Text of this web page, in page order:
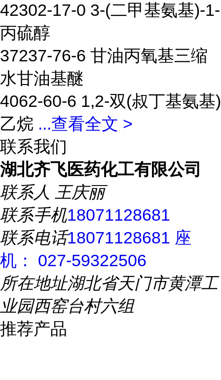
42302-17-0 3-(二甲基氨基)-1-
丙硫醇
37237-76-6 甘油丙氧基三缩
水甘油基醚
4062-60-6 1,2-双(叔丁基氨基)
乙烷 ...查看全文 >
联系我们
湖北齐飞医药化工有限公司
联系人 王庆丽
联系手机18071128681
联系电话18071128681 座
机： 027-59322506
所在地址湖北省天门市黄潭工
业园西窑台村六组
推荐产品